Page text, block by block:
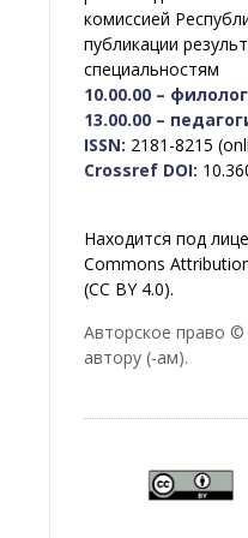
комиссией
публикации
специальностям
10.00.00 –
13.00.00 –
ISSN: 2181-8215
Crossref DOI:
Находится под
Commons
(CC BY 4.0).
Авторское право
автору (-ам).